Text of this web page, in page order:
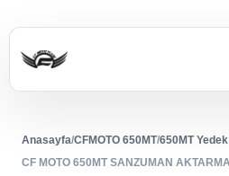
Anasayfa/CFMOTO 650MT/650MT
CF MOTO 650MT SANZUMAN